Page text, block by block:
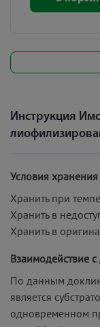
Инструкция
Условия хранения
Хранить при
Хранить в
Хранить в
Взаимодействие
По данным
является
одновременном